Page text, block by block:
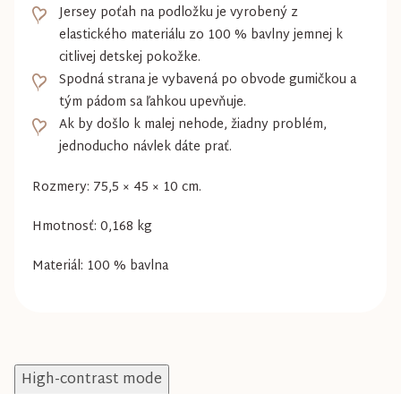
Jersey poťah na podložku je vyrobený z
elastického materiálu zo 100 % bavlny jemnej k
citlivej detskej pokožke.
Spodná strana je vybavená po obvode gumičkou a
tým pádom sa ľahkou upevňuje.
Ak by došlo k malej nehode, žiadny problém,
jednoducho návlek dáte prať.
Rozmery: 75,5 × 45 × 10 cm.
Hmotnosť: 0,168 kg
Materiál: 100 % bavlna
High-contrast mode